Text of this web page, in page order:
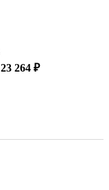
23 264 ₽